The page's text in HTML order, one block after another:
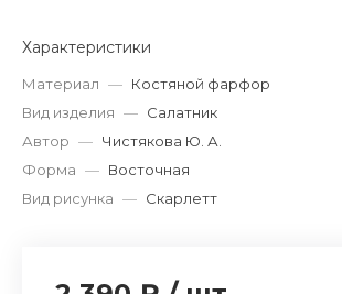
Характеристики
Материал — Костяной фарфор
Вид изделия — Салатник
Автор — Чистякова Ю. А.
Форма — Восточная
Вид рисунка — Скарлетт